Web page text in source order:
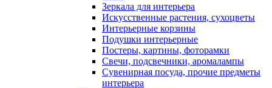
Зеркала для интерьера
Искусственные растения, сухоцветы
Интерьерные корзины
Подушки интерьерные
Постеры, картины, фоторамки
Свечи, подсвечники, аромалампы
Сувенирная посуда, прочие предметы
интерьера